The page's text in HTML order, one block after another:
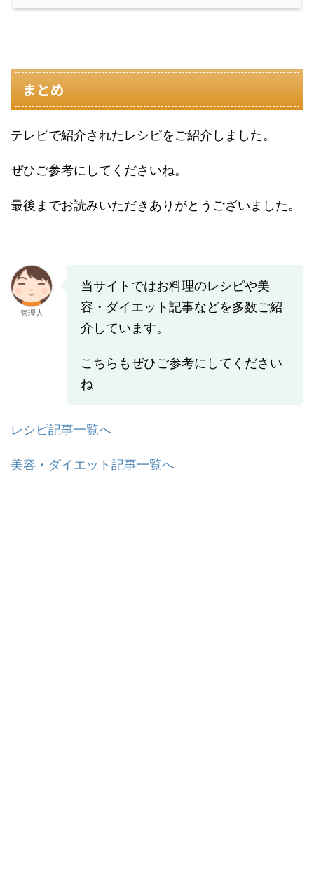
まとめ
テレビで紹介されたレシピをご紹介しました。
ぜひご参考にしてくださいね。
最後までお読みいただきありがとうございました。
管理人
当サイトではお料理のレシピや美
容・ダイエット記事などを多数ご紹
介しています。
こちらもぜひご参考にしてください
ね
レシピ記事一覧へ
美容・ダイエット記事一覧へ